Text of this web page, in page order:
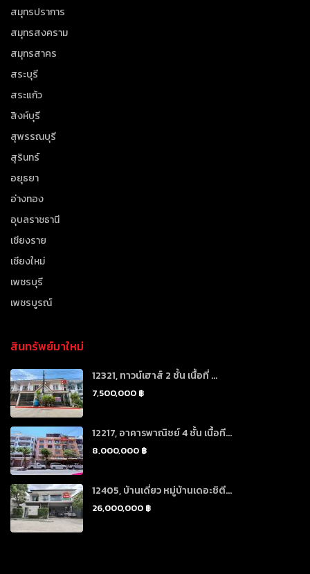
สมุทรปราการ
สมุทรสงคราม
สมุทรสาคร
สระบุรี
สระแก้ว
สิงห์บุรี
สุพรรณบุรี
สุรินทร์
อยุธยา
อ่างทอง
อุบลราชธานี
เชียงราย
เชียงใหม่
เพชรบุรี
เพชรบูรณ์
สินทรัพย์มาใหม่
12321, ทาวน์เฮาส์ 2 ชั้น เนื้อที่ ...
7,500,000 ฿
12217, อาคารพาณิชย์ 4 ชั้น เนื้อที...
8,000,000 ฿
12405, บ้านเดี่ยว หมู่บ้านเดอะซิตี...
26,000,000 ฿